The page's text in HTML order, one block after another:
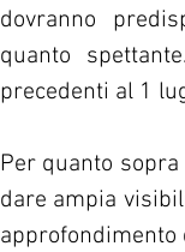
dovranno
quanto
precedenti al 1
Per quanto
dare ampia
approfondimento